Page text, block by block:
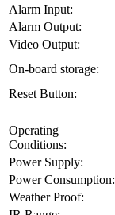
Alarm Input:
Alarm Output:
Video Output:
On-board storage:
Reset Button:
Operating
Conditions:
Power Supply:
Power Consumption:
Weather Proof: